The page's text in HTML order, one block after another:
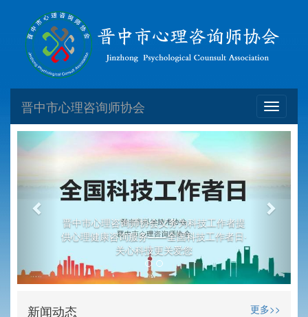
Toggle
晋中市心理咨询师协会
晋中市心理咨询师协会义务为科技工作者提
供心理健康咨询服务——全国科技工作者日·
关心科技更关爱您
Previous Next
新闻动态 更多>>